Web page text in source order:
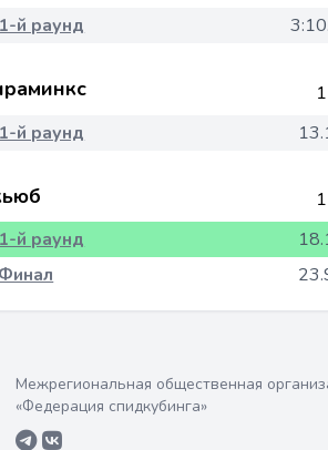
й раунд
1
1-й раунд
1
1-й раунд
Финал
Межрегиональная общественная
«Федерация спидкубинга»